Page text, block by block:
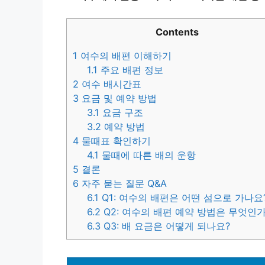
Contents
1 여수의 배편 이해하기
1.1 주요 배편 정보
2 여수 배시간표
3 요금 및 예약 방법
3.1 요금 구조
3.2 예약 방법
4 물때표 확인하기
4.1 물때에 따른 배의 운항
5 결론
6 자주 묻는 질문 Q&A
6.1 Q1: 여수의 배편은 어떤 섬으로 가나요
6.2 Q2: 여수의 배편 예약 방법은 무엇인
6.3 Q3: 배 요금은 어떻게 되나요?